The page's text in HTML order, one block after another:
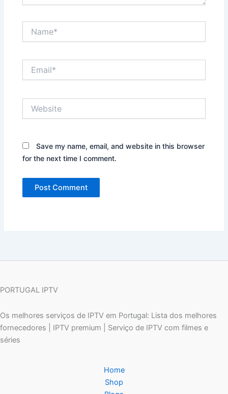
Save my name, email, and website in this browser
for the next time I comment.
PORTUGAL IPTV
Os melhores serviços de IPTV em Portugal: Lista dos melhores
fornecedores | IPTV premium | Serviço de IPTV com filmes e
séries
Home
Shop